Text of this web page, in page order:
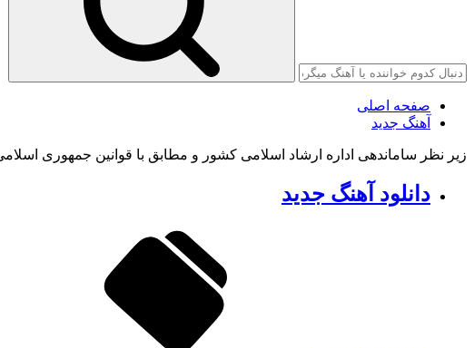
صفحه اصلی
آهنگ جدید
زیر نظر ساماندهی اداره ارشاد اسلامی کشور و مطابق با قوانین جمهوری
دانلود آهنگ جدید